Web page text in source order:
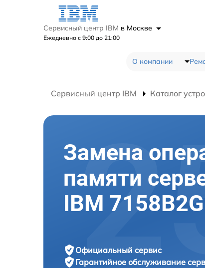
Сервисный центр IBM в Москве
Ежедневно с 9:00 до 21:00
О компании
Сервисный центр IBM Каталог
Замена
памяти
IBM 7158B2G
Официальный сервис
Гарантийное обслуживание